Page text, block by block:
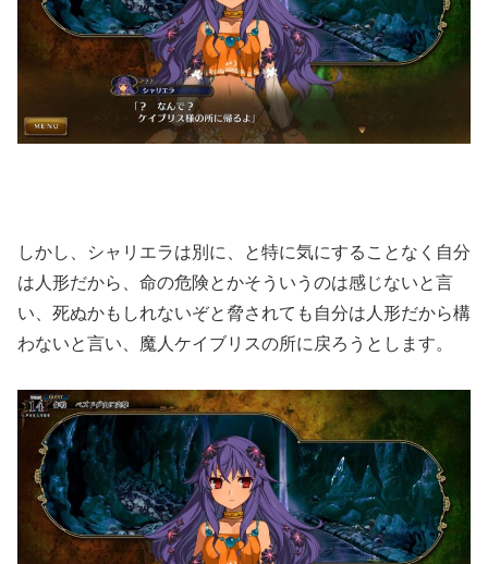
しかし、シャリエラは別に、と特に気にすることなく自分
は人形だから、命の危険とかそういうのは感じないと言
い、死ぬかもしれないぞと脅されても自分は人形だから構
わないと言い、魔人ケイブリスの所に戻ろうとします。